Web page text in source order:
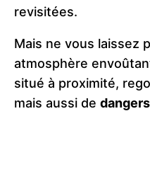
revisitées.
Mais ne vous laissez
atmosphère
situé à proximité,
mais aussi de